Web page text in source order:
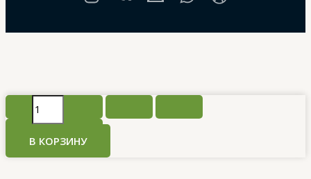
Количество
товара
В КОРЗИНУ